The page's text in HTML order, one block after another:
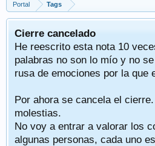
Portal Tags
Cierre cancelado
He reescrito esta nota 10
palabras no son lo mío y no
rusa de emociones por la que
Por ahora se cancela el
molestias.
No voy a entrar a valorar los
algunas personas, cada uno